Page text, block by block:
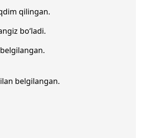
qilingan.
bo‘ladi.
belgilangan.